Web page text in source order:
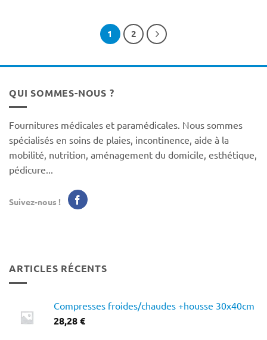
1 2
QUI SOMMES-NOUS ?
Fournitures médicales et paramédicales. Nous sommes
spécialisés en soins de plaies, incontinence, aide à la
mobilité, nutrition, aménagement du domicile, esthétique,
pédicure...
Suivez-nous !
ARTICLES RÉCENTS
Compresses froides/chaudes +housse 30x40cm
28,28€